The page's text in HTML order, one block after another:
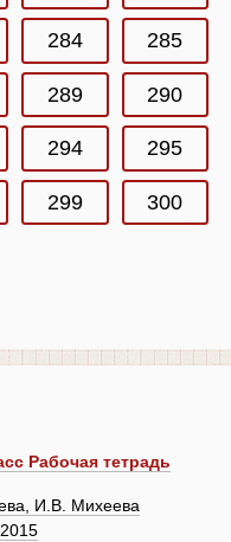
284 285
289 290
294 295
299 300
Рабочая тетрадь
И.В. Михеева